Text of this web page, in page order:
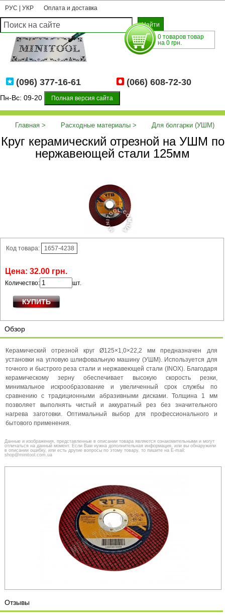
РУС УКР Оплата и доставка
0 товаров товар
на 0 грн.
(096) 377-16-61 (066) 608-72-30
Пн-Вс: 09-20 Полная версия сайта
Главная Расходные материалы
Для болгарки (УШМ)
Круг керамический отрезной на УШМ по нержавеющей стали
Круг керамический отрезной на УШМ по
нержавеющей стали 125мм
Код товара: 1657-4238
Цена: 32.00 грн.
Количество: шт.
Обзор
Керамический отрезной круг Ø125×1,0×22,2 мм предназначен для
установки на угловую шлифовальную машину (УШМ). Используется для
точного и быстрого реза стали и нержавеющей стали (INOX). Благодаря
керамическому зерну обеспечивает высокую скорость резки,
минимальное искрообразование и увеличенный срок службы по
сравнению с традиционными абразивными дисками. Толщина 1 мм
позволяет выполнять чистый и аккуратный рез без значительного
нагрева заготовки. Оптимальный выбор для профессионального и
бытового применения.
Данные и изображения, представленные в описании товара являются ознакомительными и могут
отличаться на данный момент. Если Вам нужна дополнительная информация, или вы обнаружили
в описании ошибку, или есть другие вопросы по этому товару, то пишите на E-mail:
shop@minitool.com.ua
Отзывы